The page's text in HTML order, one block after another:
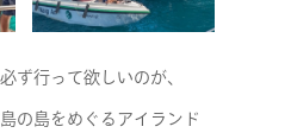
ず行って欲しいのが、
の島をめぐるアイランド